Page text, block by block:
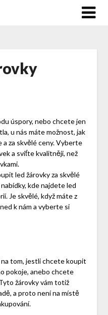
úspory, nebo chcete jen
u nás máte možnost, jak
za skvělé ceny. Vyberte
a sviťte kvalitněji, než
led žárovky za skvělé
kde najdeteled
Je skvělé, když máte z
k nám a vyberte si
na tom, jestli chcete koupit
pokoje, anebo chcete
žárovky vám totiž
a proto není na místě